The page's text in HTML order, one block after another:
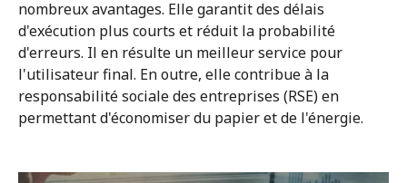
nombreux avantages. Elle garantit des délais
d'exécution plus courts et réduit la probabilité
d'erreurs. Il en résulte un meilleur service pour
l'utilisateur final. En outre, elle contribue à la
responsabilité sociale des entreprises (RSE) en
permettant d'économiser du papier et de l'énergie.